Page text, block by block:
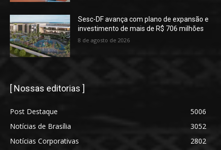
Sesc-DF avança com plano de expansão e
investimento de mais de R$ 706 milhões
8 de agosto de 2026
[ Nossas editorias ]
Post Destaque
5006
Notícias de Brasília
3052
Notícias Corporativas
2802